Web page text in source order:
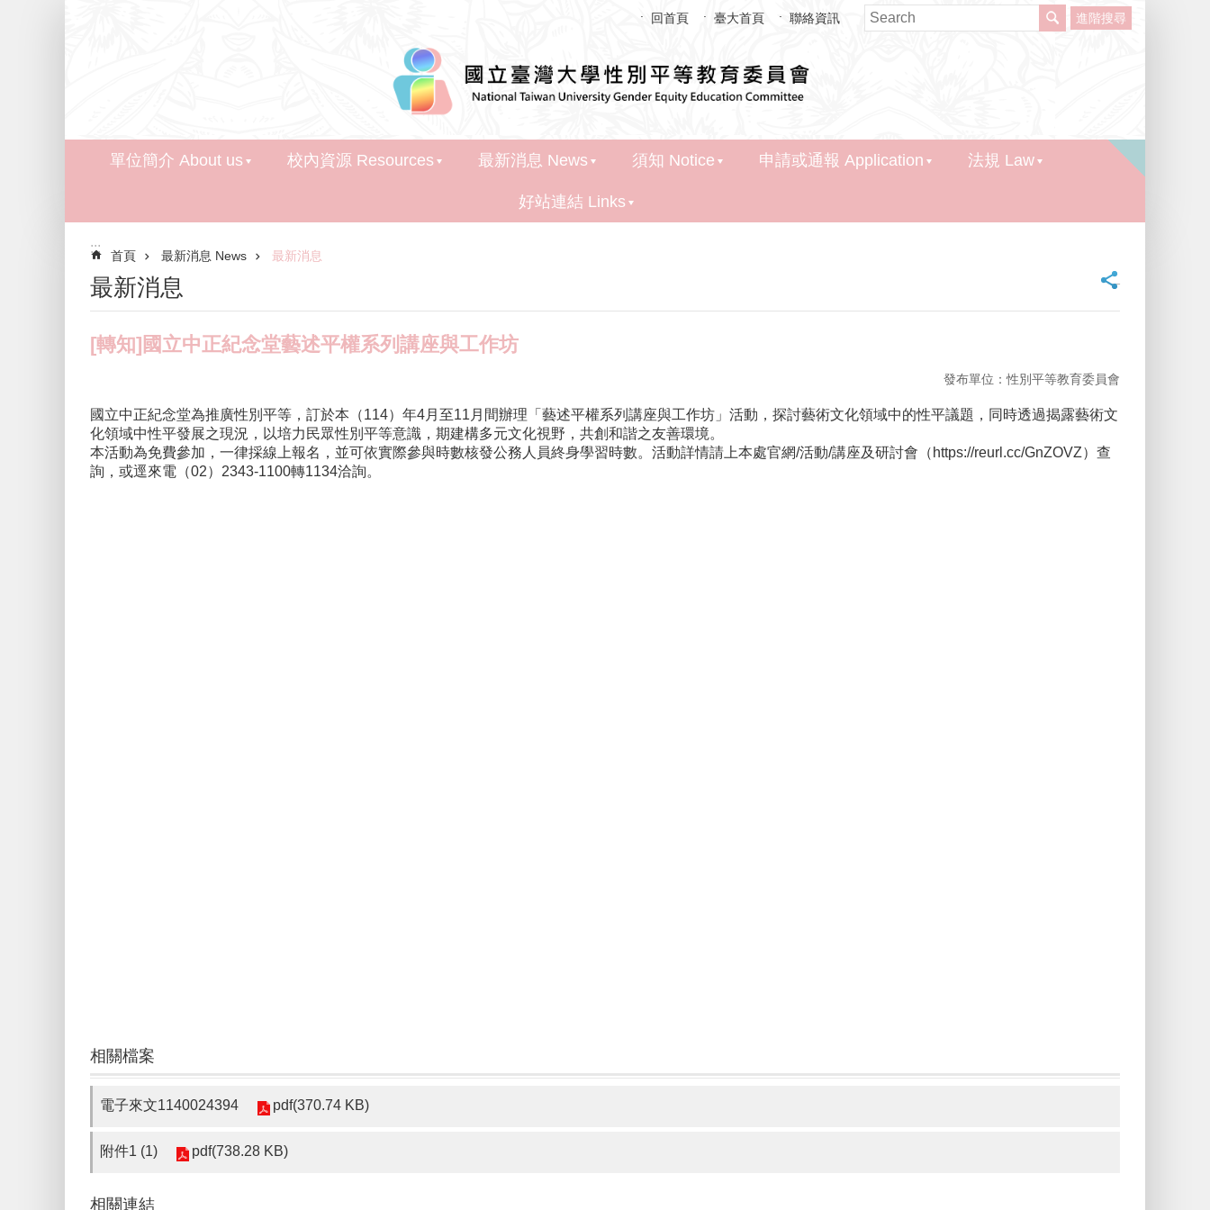
回首頁 臺大首頁 聯絡資訊 進階搜尋
單位簡介 About us 校內資源 Resources 最新消息 News 須知 Notice 申請或通報 Application 法規 Law
好站連結 Links
::: 首頁 最新消息 News 最新消息
最新消息 _
[轉知]國立中正紀念堂藝述平權系列講座與工作坊
發布單位：性別平等教育委員會
國立中正紀念堂為推廣性別平等，訂於本（114）年4月至11月間辦理「藝述平權系列講座與工作坊」活動，探討藝術文化領域中的性平議題，同時透過揭露藝術文
化領域中性平發展之現況，以培力民眾性別平等意識，期建構多元文化視野，共創和諧之友善環境。
本活動為免費參加，一律採線上報名，並可依實際參與時數核發公務人員終身學習時數。活動詳情請上本處官網/活動/講座及研討會（https://reurl.cc/GnZOVZ）查
詢，或逕來電（02）2343-1100轉1134洽詢。
相關檔案
電子來文1140024394 pdf(370.74 KB)
附件1 (1) pdf(738.28 KB)
相關連結